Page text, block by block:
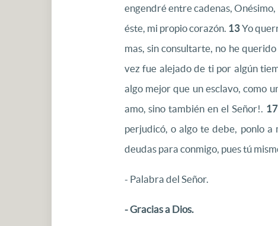
engendré entre cadenas, Onésimo,
éste, mi propio corazón. 13Yo
mas, sin consultarte, no he
vez fue alejado de ti por algún
algo mejor que un esclavo, como
amo, sino también en el Señor!. 17
perjudicó, o algo te debe, ponlo a
deudas para conmigo, pues tú
- Palabra del Señor.
- Gracias a Dios.